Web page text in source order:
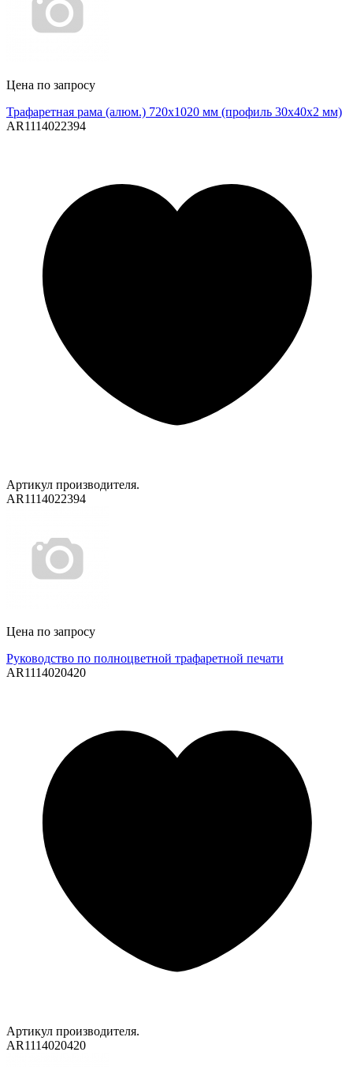
Цена по запросу
Трафаретная рама (алюм.) 720х1020 мм (профиль 30х40х2 мм)
AR1114022394
Артикул производителя.
AR1114022394
Цена по запросу
Руководство по полноцветной трафаретной печати
AR1114020420
Артикул производителя.
AR1114020420